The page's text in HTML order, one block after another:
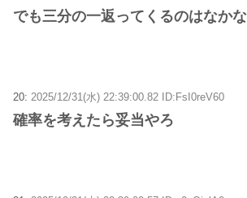
でも三分の一返ってくるのはなか
20: 2025/12/31(水) 22:39:00.82 ID:FsI0reV60
確率を考えたら妥当やろ